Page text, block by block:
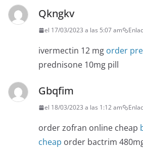
Qkngkv
el 17/03/2023 a las 5:07 am
ivermectin 12 mg order
prednisone 10mg pill
Gbqfim
el 18/03/2023 a las 1:12 am
order zofran online cheap
cheap order bactrim